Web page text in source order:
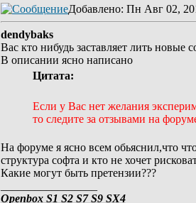
Добавлено: Пн Авг 02,
dendybaks
Вас кто нибудь заставляет лить новые
В описании ясно написано
Цитата:
Если у Вас нет желания
то следите за отзывами на
На форуме я ясно всем обьяснил,что
структура софта и кто не хочет
Какие могут быть претензии???
Openbox S1 S2 S7 S9 SX4